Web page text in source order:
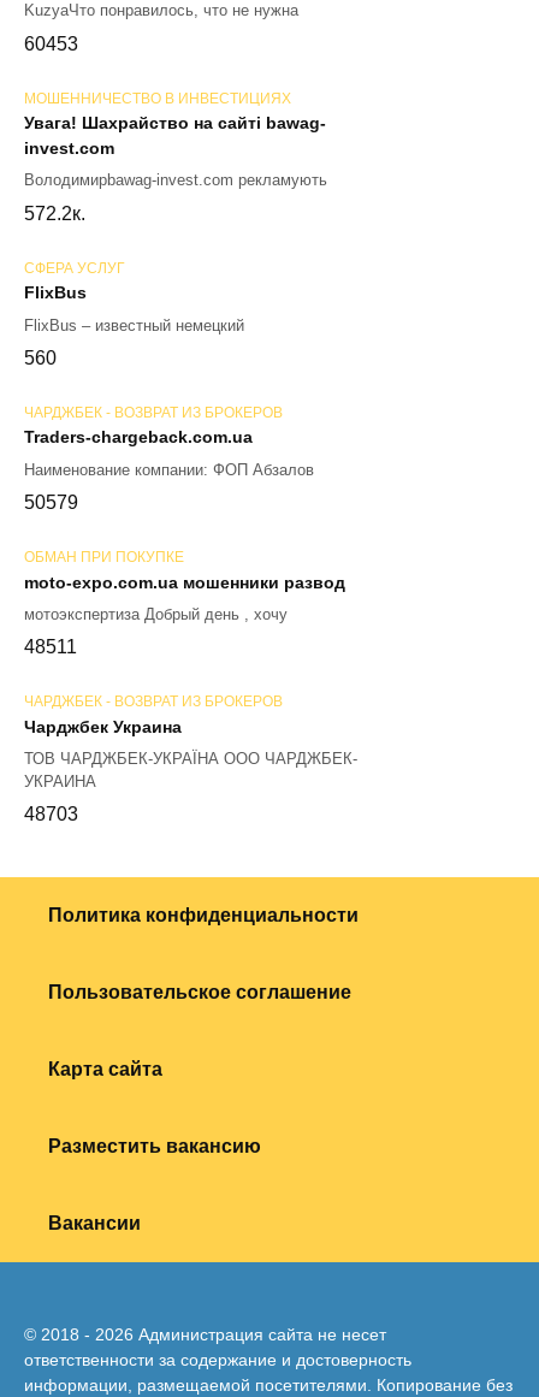
KuzyaЧто понравилось, что не нужна
60453
МОШЕННИЧЕСТВО В ИНВЕСТИЦИЯХ
Увага! Шахрайство на сайті bawag-
invest.com
Володимирbawag-invest.com рекламують
572.2к.
СФЕРА УСЛУГ
FlixBus
FlixBus – известный немецкий
560
ЧАРДЖБЕК - ВОЗВРАТ ИЗ БРОКЕРОВ
Traders-chargeback.com.ua
Наименование компании: ФОП Абзалов
50579
ОБМАН ПРИ ПОКУПКЕ
moto-expo.com.ua мошенники развод
мотоэкспертиза Добрый день , хочу
48511
ЧАРДЖБЕК - ВОЗВРАТ ИЗ БРОКЕРОВ
Чарджбек Украина
ТОВ ЧАРДЖБЕК-УКРАЇНА ООО ЧАРДЖБЕК-
УКРАИНА
48703
Политика конфиденциальности
Пользовательское соглашение
Карта сайта
Разместить вакансию
Вакансии
© 2018 - 2026 Администрация сайта не несет
ответственности за содержание и достоверность
информации, размещаемой посетителями. Копирование без